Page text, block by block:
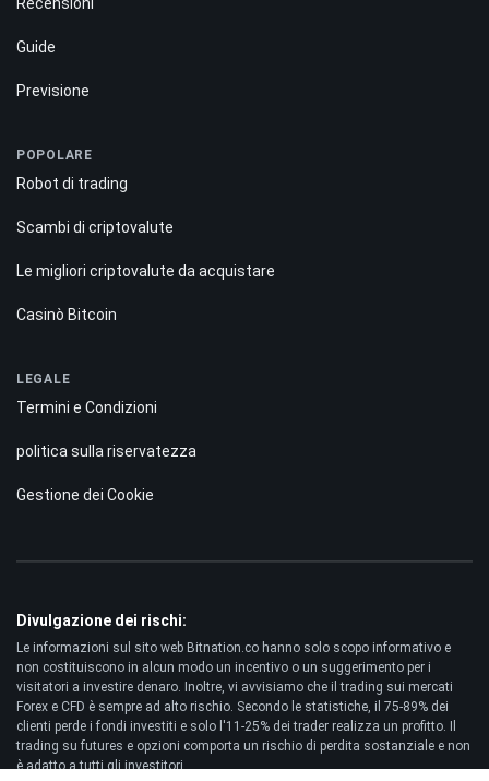
Recensioni
Guide
Previsione
POPOLARE
Robot di trading
Scambi di criptovalute
Le migliori criptovalute da acquistare
Casinò Bitcoin
LEGALE
Termini e Condizioni
politica sulla riservatezza
Gestione dei Cookie
Divulgazione dei rischi:
Le informazioni sul sito web Bitnation.co hanno solo scopo informativo e
non costituiscono in alcun modo un incentivo o un suggerimento per i
visitatori a investire denaro. Inoltre, vi avvisiamo che il trading sui mercati
Forex e CFD è sempre ad alto rischio. Secondo le statistiche, il 75-89% dei
clienti perde i fondi investiti e solo l'11-25% dei trader realizza un profitto. Il
trading su futures e opzioni comporta un rischio di perdita sostanziale e non
è adatto a tutti gli investitori.